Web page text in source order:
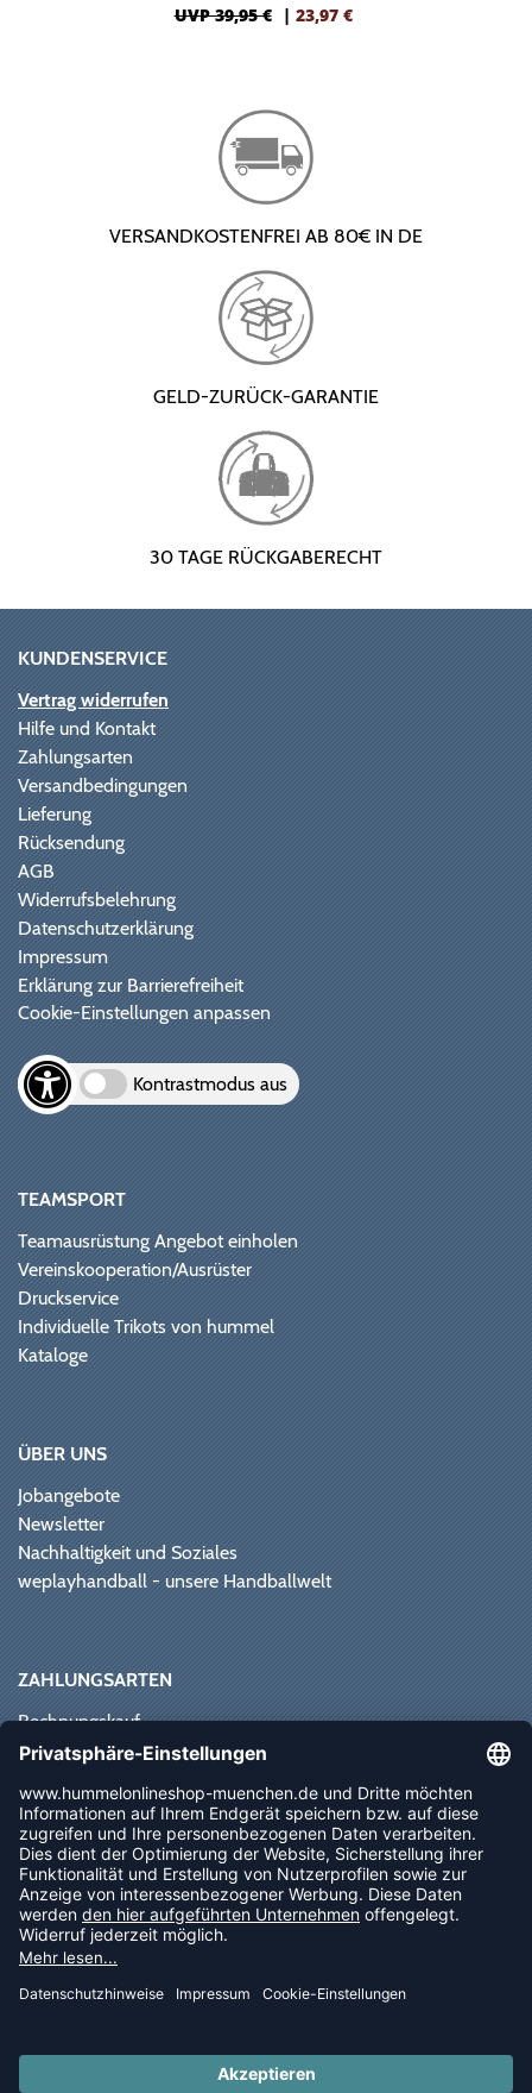
UVP 39,95 € | 23,97 €
VERSANDKOSTENFREI AB 80€ IN DE
GELD-ZURÜCK-GARANTIE
30 TAGE RÜCKGABERECHT
KUNDENSERVICE
Vertrag widerrufen
Hilfe und Kontakt
Zahlungsarten
Versandbedingungen
Lieferung
Rücksendung
AGB
Widerrufsbelehrung
Datenschutzerklärung
Impressum
Erklärung zur Barrierefreiheit
Cookie-Einstellungen anpassen
Kontrastmodus aus
TEAMSPORT
Teamausrüstung Angebot einholen
Vereinskooperation/Ausrüster
Druckservice
Individuelle Trikots von hummel
Kataloge
ÜBER UNS
Jobangebote
Newsletter
Nachhaltigkeit und Soziales
weplayhandball - unsere Handballwelt
ZAHLUNGSARTEN
Rechnungskauf
Paypal
Vorkasse
Sofortüberweisung
NEWSLETTER